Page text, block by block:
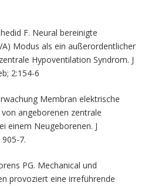
F. Neural bereinigte
Modus als ein außerordentlicher
Hypoventilation Syndrom. J
2:154-6
Membran elektrische
angeborenen zentrale
einem Neugeborenen. J
7.
PG. Mechanical und
provoziert eine irreführende